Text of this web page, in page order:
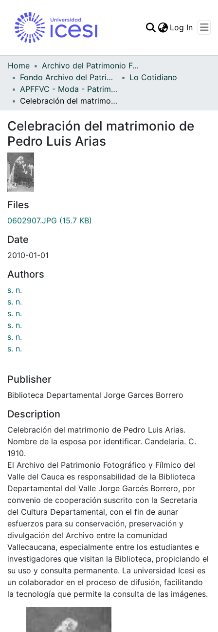
Statistics
Log In
Home
Archivo del Patrimonio Fotográfico y Fílmico del Valle del Cauca
Fondo Archivo del Patrimonio Fotográfico y Fílmico del Valle del Cauca
Lo Cotidiano
APFFVC - Moda - Patrimonial
Celebración del matrimonio de Pedro Luis Arias
Celebración del matrimonio de
Pedro Luis Arias
Files
0602907.JPG (15.7 KB)
Date
2010-01-01
Authors
s. n.
s. n.
s. n.
s. n.
s. n.
s. n.
Publisher
Biblioteca Departamental Jorge Garces Borrero
Description
Celebración del matrimonio de Pedro Luis Arias.
Nombre de la esposa por identificar. Candelaria. C.
1910.
El Archivo del Patrimonio Fotográfico y Fílmico del
Valle del Cauca es responsabilidad de la Biblioteca
Departamental del Valle Jorge Garcés Borrero, por
convenio de cooperación suscrito con la Secretaria
del Cultura Departamental, con el fin de aunar
esfuerzos para su conservación, preservación y
divulgación del Archivo entre la comunidad
Vallecaucana, especialmente entre los estudiantes e
investigadores que visitan la Biblioteca, propiciando el
su uso y consulta permanente. La universidad Icesi es
un colaborador en el proceso de difusión, facilitando
la tecnología que permite la consulta de las imágenes.